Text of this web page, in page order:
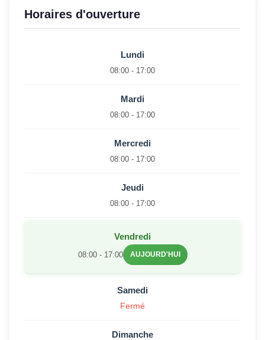
Horaires d'ouverture
Lundi
08:00 - 17:00
Mardi
08:00 - 17:00
Mercredi
08:00 - 17:00
Jeudi
08:00 - 17:00
Vendredi
08:00 - 17:00 AUJOURD'HUI
Samedi
Fermé
Dimanche